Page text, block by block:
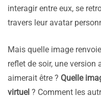
interagir entre eux, se
travers leur avatar
Mais quelle image
reflet de soir, une version
aimerait être ? Quelle
virtuel ? Comment les